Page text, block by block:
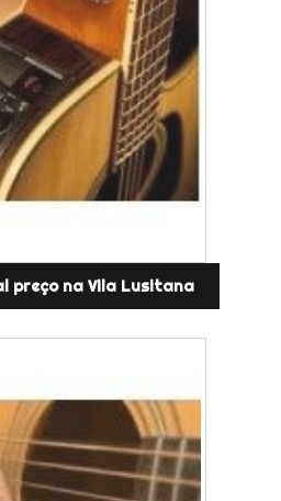
preço na Vila Lusitana